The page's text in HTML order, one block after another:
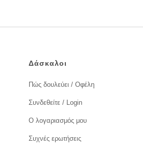
Δάσκαλοι
Πώς δουλεύει / Οφέλη
Συνδεθείτε / Login
Ο λογαριασμός μου
Συχνές ερωτήσεις